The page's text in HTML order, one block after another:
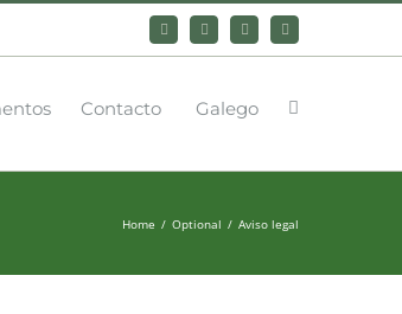
BlueskyLinkedInYouTubeInstagram
Contacto Galego
Home Optional Aviso legal